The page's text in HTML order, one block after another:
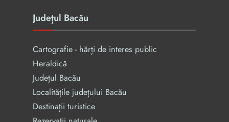
Județul Bacău
Cartografie - hărți de interes public
Heraldică
Județul Bacău
Localitățile județului Bacău
Destinații turistice